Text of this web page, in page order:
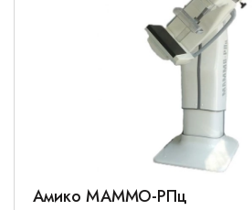
Амико МАММО-РПц